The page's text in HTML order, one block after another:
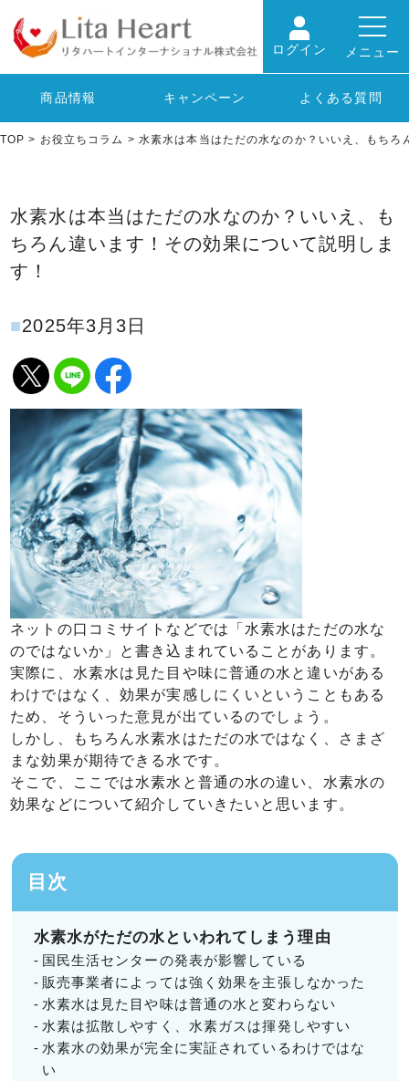
ログイン メニュー
商品情報 キャンペーン よくある質問
TOP > お役立ちコラム > 水素水は本当はただの水なのか？いいえ、もち
水素水は本当はただの水なのか？いいえ、も
ちろん違います！その効果について説明しま
す！
2025年3月3日
ネットの口コミサイトなどでは「水素水はただの水な
のではないか」と書き込まれていることがあります。
実際に、水素水は見た目や味に普通の水と違いがある
わけではなく、効果が実感しにくいということもある
ため、そういった意見が出ているのでしょう。
しかし、もちろん水素水はただの水ではなく、さまざ
まな効果が期待できる水です。
そこで、ここでは水素水と普通の水の違い、水素水の
効果などについて紹介していきたいと思います。
目次
水素水がただの水といわれてしまう理由
国民生活センターの発表が影響している
販売事業者によっては強く効果を主張しなかった
水素水は見た目や味は普通の水と変わらない
水素は拡散しやすく、水素ガスは揮発しやすい
水素水の効果が完全に実証されているわけではな
い